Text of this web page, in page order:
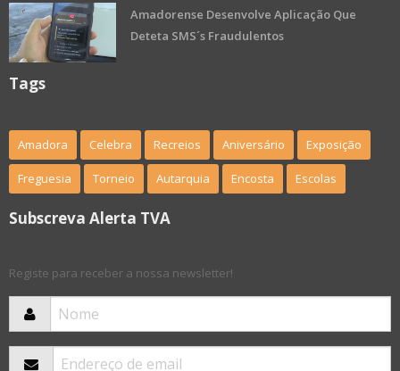
Amadorense Desenvolve Aplicação Que
Deteta SMS´s Fraudulentos
Tags
Amadora Celebra Recreios Aniversário Exposição
Freguesia Torneio Autarquia Encosta Escolas
Subscreva Alerta TVA
Registe para receber a nossa newsletter!